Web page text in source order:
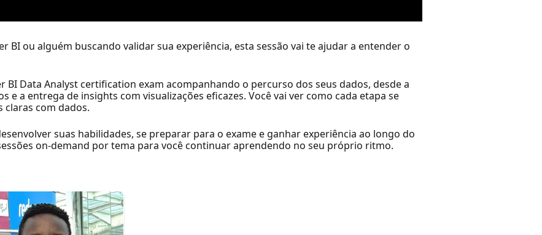
BI ou alguém buscando validar sua experiência, esta sessão vai te ajudar a entender o
Data Analyst certification exam acompanhando o percurso dos seus dados, desde a
e a entrega de insights com visualizações eficazes. Você vai ver como cada etapa se
com dados.
suas habilidades, se preparar para o exame e ganhar experiência ao longo do
on-demand por tema para você continuar aprendendo no seu próprio ritmo.